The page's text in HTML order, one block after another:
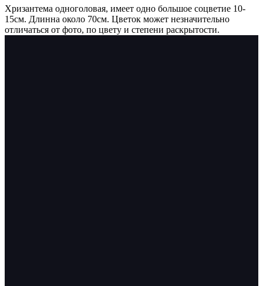
Хризантема одноголовая, имеет одно большое соцветие 10-
15см. Длинна около 70см. Цветок может незначительно
отличаться от фото, по цвету и степени раскрытости.